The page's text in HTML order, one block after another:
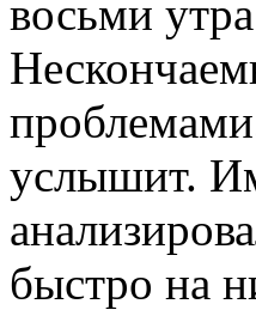
восьми
услышит.
быстро на